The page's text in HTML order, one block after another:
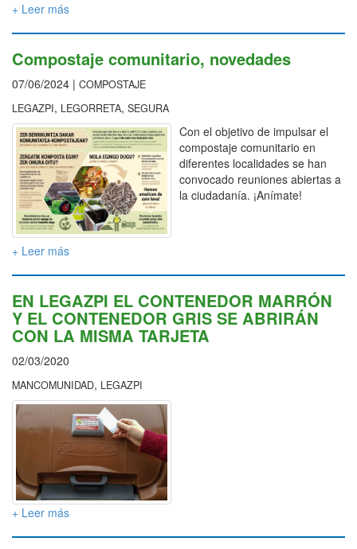
+ Leer más
Compostaje comunitario, novedades
07/06/2024 | COMPOSTAJE
LEGAZPI, LEGORRETA, SEGURA
Con el objetivo de impulsar el
compostaje comunitario en
diferentes localidades se han
convocado reuniones abiertas a
la ciudadanía. ¡Anímate!
+ Leer más
EN LEGAZPI EL CONTENEDOR MARRÓN
Y EL CONTENEDOR GRIS SE ABRIRÁN
CON LA MISMA TARJETA
02/03/2020
MANCOMUNIDAD, LEGAZPI
+ Leer más